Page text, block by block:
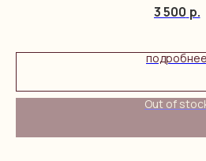
3 500 р.
Out of